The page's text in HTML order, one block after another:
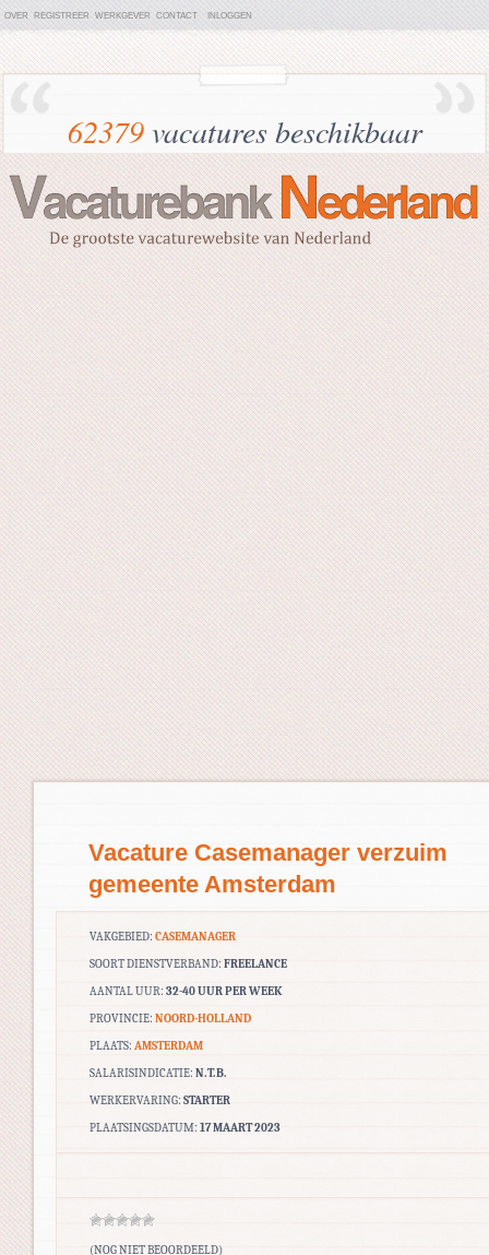
OVER REGISTREER WERKGEVER CONTACT INLOGGEN
62379vacatures beschikbaar
Vacature Casemanager verzuim
gemeente Amsterdam
VAKGEBIED: CASEMANAGER
SOORT DIENSTVERBAND: FREELANCE
AANTAL UUR: 32-40 UUR PER WEEK
PROVINCIE: NOORD-HOLLAND
PLAATS: AMSTERDAM
SALARISINDICATIE: N.T.B.
WERKERVARING: STARTER
PLAATSINGSDATUM: 17 MAART 2023
(NOG NIET BEOORDEELD)